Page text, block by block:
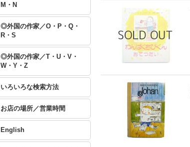
M・N
◎外国の作家／O・P・Q・
R・S
◎外国の作家／T・U・V・
W・Y・Z
いろいろな検索方法
お店の場所／営業時間
English